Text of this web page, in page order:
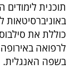
תוכנית
באוניברסיטאות
כוללת את
לרפואה
בשפה האנגלית.